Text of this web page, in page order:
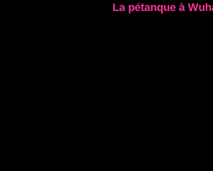
La pétanque à